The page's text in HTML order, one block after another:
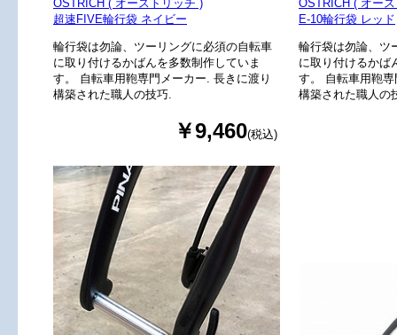
OSTRICH ( オーストリッチ )
超速FIVE輪行袋 ネイビー
輪行袋は勿論、ツーリングに必須の自転車
に取り付けるかばんを多数制作していま
す。 自転車用鞄専門メーカー. 長きに渡り
構築された職人の技巧.
￥9,460(税込)
OSTRICH ( オー
E-10輪行袋 レッド
輪行袋は勿論、ツ
に取り付けるかば
す。 自転車用鞄
構築された職人の